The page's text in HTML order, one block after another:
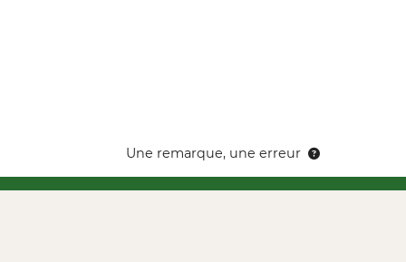
Une remarque, une erreur